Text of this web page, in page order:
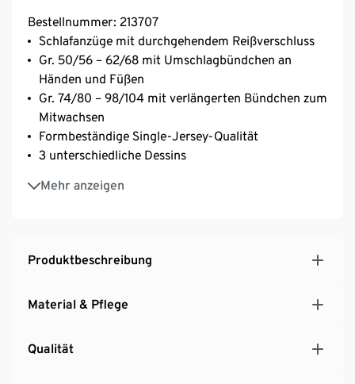
Bestellnummer: 213707
Schlafanzüge mit durchgehendem Reißverschluss
Gr. 50/56 – 62/68 mit Umschlagbündchen an
Händen und Füßen
Gr. 74/80 – 98/104 mit verlängerten Bündchen zum
Mitwachsen
Formbeständige Single-Jersey-Qualität
3 unterschiedliche Dessins
Mehr anzeigen
GOTS organic – in conversion, zertifiziert durch CU
Produktbeschreibung
Material & Pflege
Qualität